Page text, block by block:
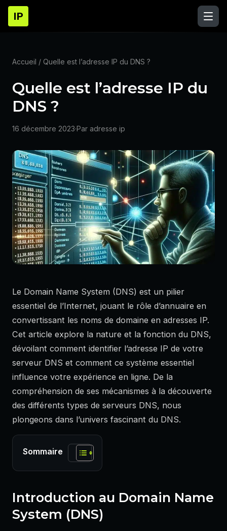
IP
Accueil / Quelle est l’adresse IP du DNS ?
Quelle est l’adresse IP du
DNS ?
16 décembre 2023·Par adresse ip
Le Domain Name System (DNS) est un pilier
essentiel de l’Internet, jouant le rôle d’annuaire en
convertissant les noms de domaine en adresses IP.
Cet article explore la nature et la fonction du DNS,
dévoilant comment identifier l’adresse IP de votre
serveur DNS et comment ce système essentiel
influence votre expérience en ligne. De la
compréhension de ses mécanismes à la découverte
des différents types de serveurs DNS, nous
plongeons dans l’univers fascinant du DNS.
Sommaire
Introduction au Domain Name
System (DNS)